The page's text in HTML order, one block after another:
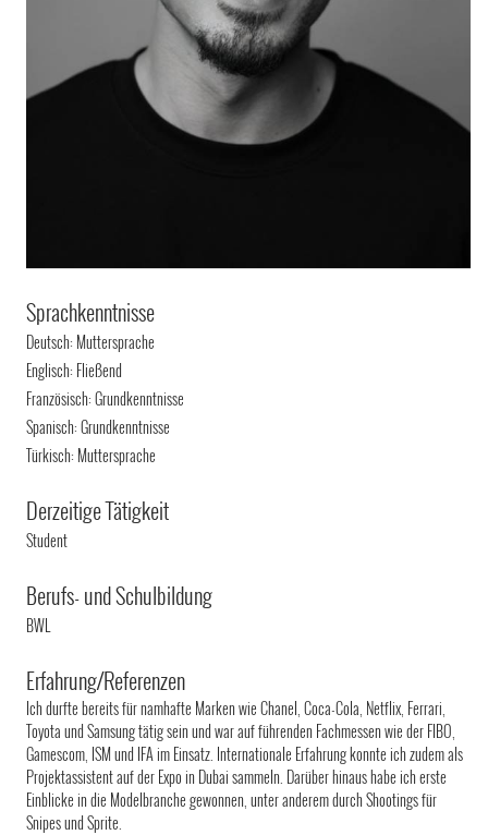
Sprachkenntnisse
Deutsch: Muttersprache
Englisch: Fließend
Französisch: Grundkenntnisse
Spanisch: Grundkenntnisse
Türkisch: Muttersprache
Derzeitige Tätigkeit
Student
Berufs- und Schulbildung
BWL
Erfahrung/Referenzen
Ich durfte bereits für namhafte Marken wie Chanel, Coca-Cola, Netflix, Ferrari,
Toyota und Samsung tätig sein und war auf führenden Fachmessen wie der FIBO,
Gamescom, ISM und IFA im Einsatz. Internationale Erfahrung konnte ich zudem als
Projektassistent auf der Expo in Dubai sammeln. Darüber hinaus habe ich erste
Einblicke in die Modelbranche gewonnen, unter anderem durch Shootings für
Snipes und Sprite.